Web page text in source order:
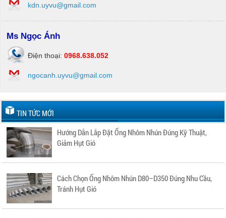
kdn.uyvu@gmail.com
Ms Ngọc Ánh
Điện thoại: 0968.638.052
ngocanh.uyvu@gmail.com
TIN TỨC MỚI
Hướng Dẫn Lắp Đặt Ống Nhôm Nhún Đúng Kỹ Thuật,
Giảm Hụt Gió
Cách Chọn Ống Nhôm Nhún D80–D350 Đúng Nhu Cầu,
Tránh Hụt Gió